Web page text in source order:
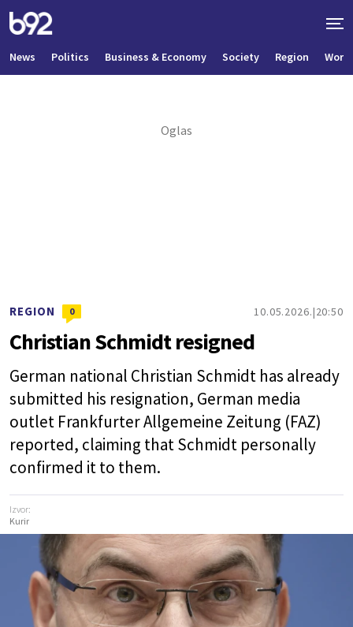
News Politics Business & Economy Society Region World
REGION 0 10.05.2026. 20:50
Christian Schmidt resigned
German national Christian Schmidt has already
submitted his resignation, German media
outlet Frankfurter Allgemeine Zeitung (FAZ)
reported, claiming that Schmidt personally
confirmed it to them.
Izvor:
Kurir